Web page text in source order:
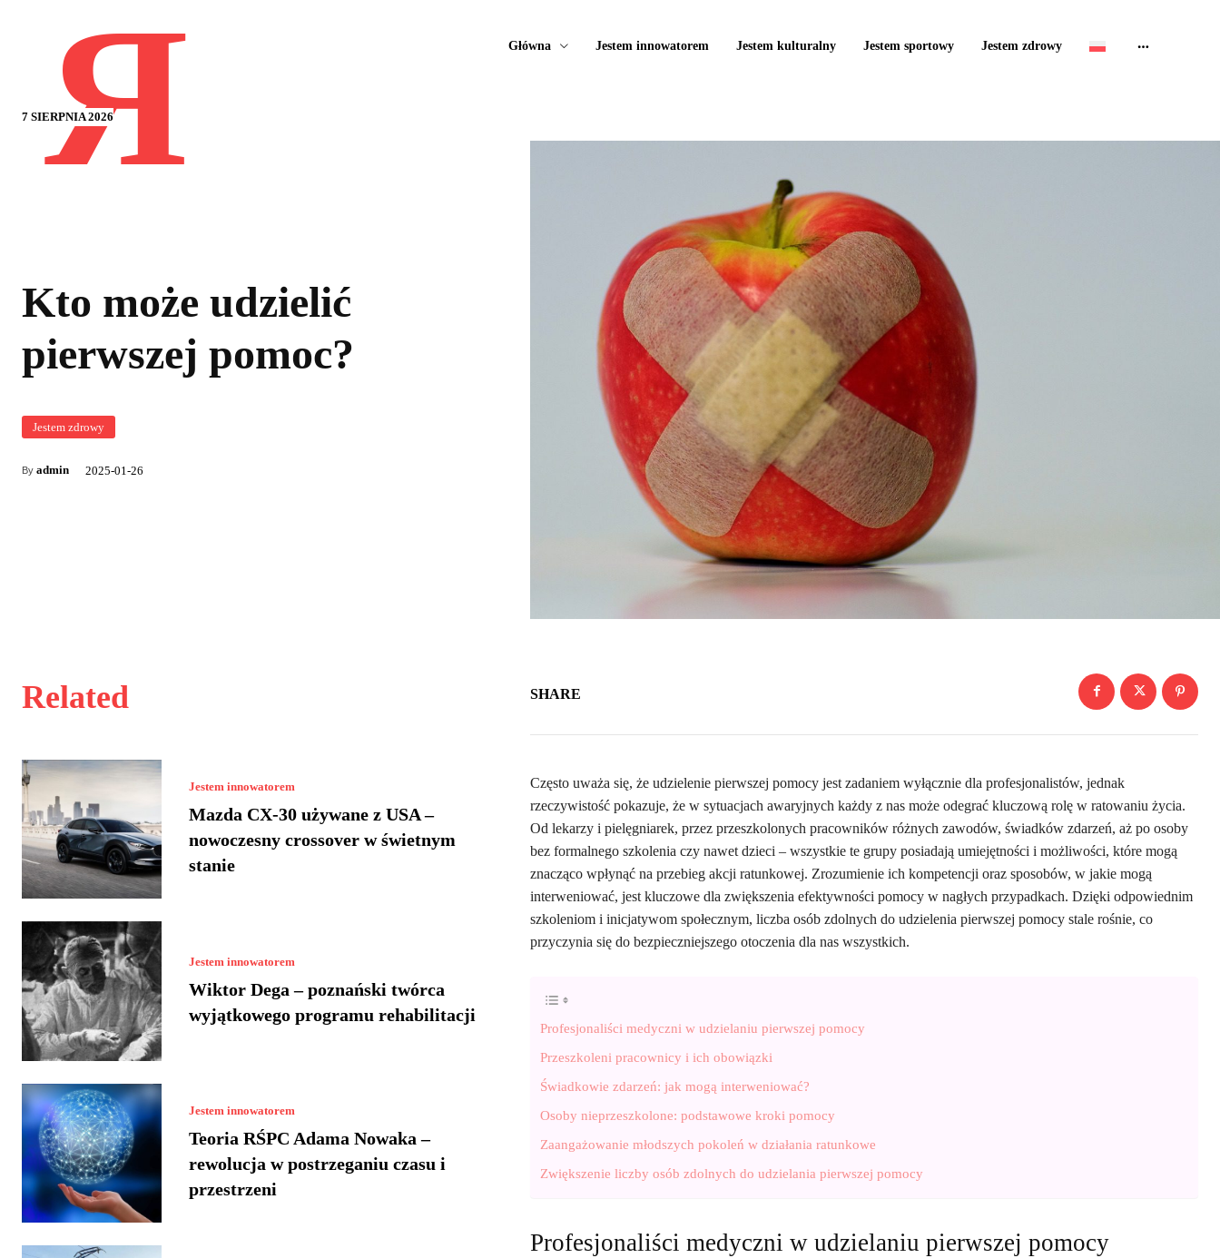
7 SIERPNIA 2026
Я Główna Jestem innowatorem Jestem kulturalny Jestem sportowy Jestem zdrowy
Kto może udzielić
pierwszej pomoc?
Jestem zdrowy
By admin 2025-01-26
Related
Jestem innowatorem
Mazda CX-30 używane z USA –
nowoczesny crossover w świetnym
stanie
Jestem innowatorem
Wiktor Dega – poznański twórca
wyjątkowego programu rehabilitacji
Jestem innowatorem
Teoria RŚPC Adama Nowaka –
rewolucja w postrzeganiu czasu i
przestrzeni
SHARE
Często uważa się, że udzielenie pierwszej pomocy jest zadaniem wyłącznie dla profesjonalistów, jednak
rzeczywistość pokazuje, że w sytuacjach awaryjnych każdy z nas może odegrać kluczową rolę w ratowaniu życia.
Od lekarzy i pielęgniarek, przez przeszkolonych pracowników różnych zawodów, świadków zdarzeń, aż po osoby
bez formalnego szkolenia czy nawet dzieci – wszystkie te grupy posiadają umiejętności i możliwości, które mogą
znacząco wpłynąć na przebieg akcji ratunkowej. Zrozumienie ich kompetencji oraz sposobów, w jakie mogą
interweniować, jest kluczowe dla zwiększenia efektywności pomocy w nagłych przypadkach. Dzięki odpowiednim
szkoleniom i inicjatywom społecznym, liczba osób zdolnych do udzielenia pierwszej pomocy stale rośnie, co
przyczynia się do bezpieczniejszego otoczenia dla nas wszystkich.
Profesjonaliści medyczni w udzielaniu pierwszej pomocy
Przeszkoleni pracownicy i ich obowiązki
Świadkowie zdarzeń: jak mogą interweniować?
Osoby nieprzeszkolone: podstawowe kroki pomocy
Zaangażowanie młodszych pokoleń w działania ratunkowe
Zwiększenie liczby osób zdolnych do udzielania pierwszej pomocy
Profesjonaliści medyczni w udzielaniu pierwszej pomocy